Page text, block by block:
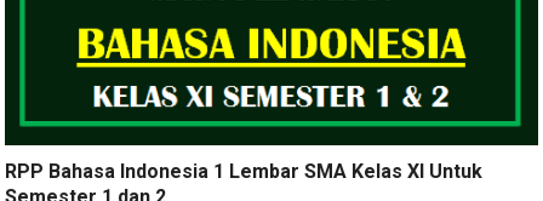
RPP Bahasa Indonesia 1 Lembar SMA Kelas XI Untuk